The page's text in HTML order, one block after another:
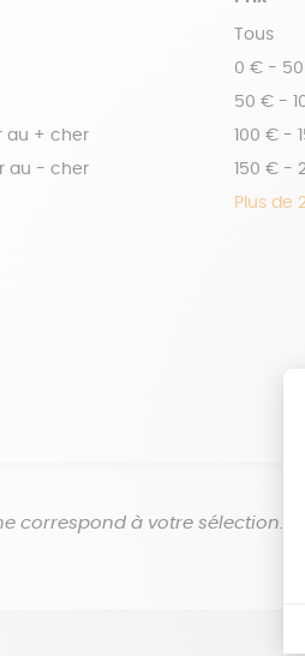
au + cher
au - cher
Tous
0 € -
50 € -
100 € -
150 € -
Plus de
correspond à votre sélection.